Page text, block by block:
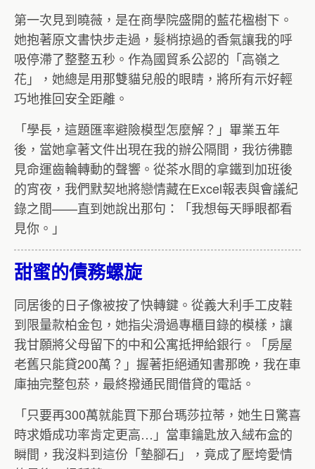
第一次見到曉薇，是在商學院盛開的藍花楹樹下。
她抱著原文書快步走過，髮梢掠過的香氣讓我的呼
吸停滯了整整五秒。作為國貿系公認的「高嶺之
花」，她總是用那雙貓兒般的眼睛，將所有示好輕
巧地推回安全距離。
「學長，這題匯率避險模型怎麼解？」畢業五年
後，當她拿著文件出現在我的辦公隔間，我彷彿聽
見命運齒輪轉動的聲響。從茶水間的拿鐵到加班後
的宵夜，我們默契地將戀情藏在Excel報表與會議紀
錄之間——直到她說出那句：「我想每天睜眼都看
見你。」
甜蜜的債務螺旋
同居後的日子像被按了快轉鍵。從義大利手工皮鞋
到限量款柏金包，她指尖滑過專櫃目錄的模樣，讓
我甘願將父母留下的中和公寓抵押給銀行。「房屋
老舊只能貸200萬？」握著拒絕通知書那晚，我在車
庫抽完整包菸，最終撥通民間借貸的電話。
「只要再300萬就能買下那台瑪莎拉蒂，她生日驚喜
時求婚成功率肯定更高…」當車鑰匙放入絨布盒的
瞬間，我沒料到這份「墊腳石」，竟成了壓垮愛情